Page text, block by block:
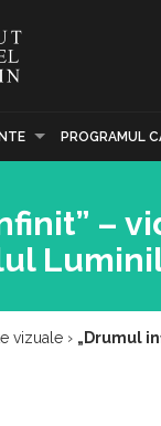
PROGRAMUL
–
vizuale › „Drumul